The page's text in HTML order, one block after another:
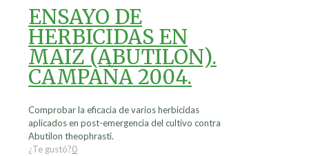
ENSAYO DE
HERBICIDAS EN
MAIZ (ABUTILON).
CAMPAÑA 2004.
Comprobar la eficacia de varios herbicidas
aplicados en post-emergencia del cultivo contra
Abutilon theophrasti.
¿Te gustó?0